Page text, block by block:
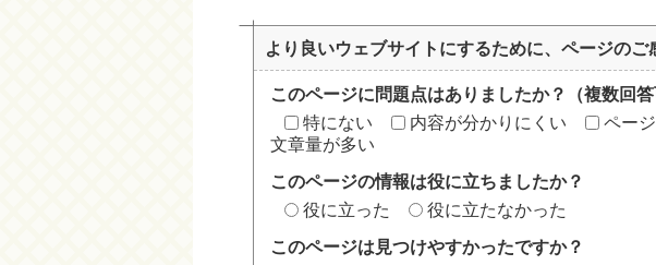
より良いウェブサイトにするために、ページのご
このページに問題点はありましたか？（複数回答
特にない
内容が分かりにくい ペー
文章量が多い
このページの情報は役に立ちましたか？
役に立った
役に立たなかった
このページは見つけやすかったですか？